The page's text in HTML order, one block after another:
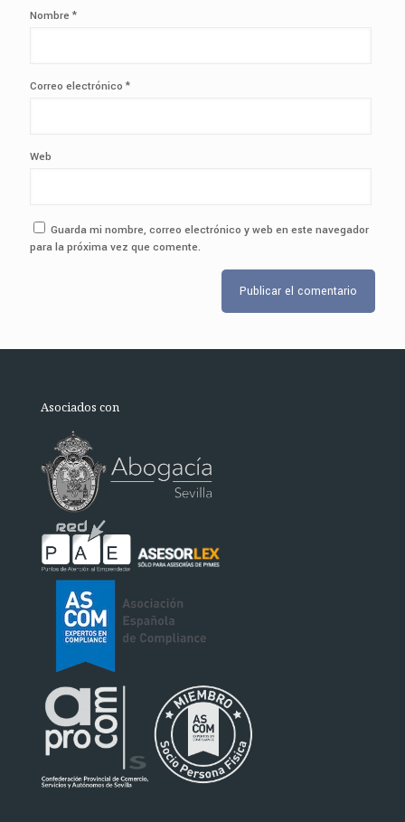
Nombre *
Correo electrónico *
Web
Guarda mi nombre, correo electrónico y web en este navegador
para la próxima vez que comente.
Asociados con